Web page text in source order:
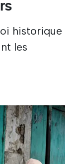
historique
les